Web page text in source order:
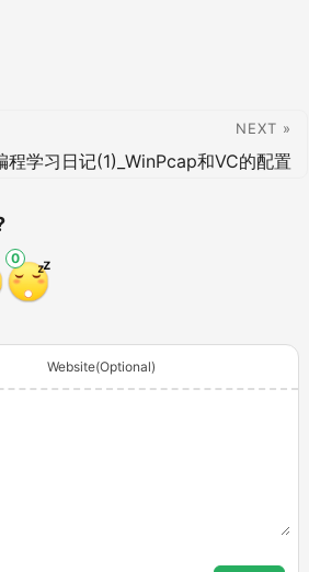
NEXT »
程学习日记(1)_WinPcap和VC的配置
0
Website(Optional)